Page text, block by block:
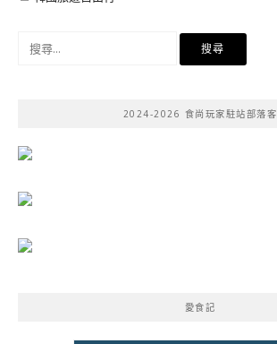
2024-2026 食尚玩家駐站部落客
愛食記